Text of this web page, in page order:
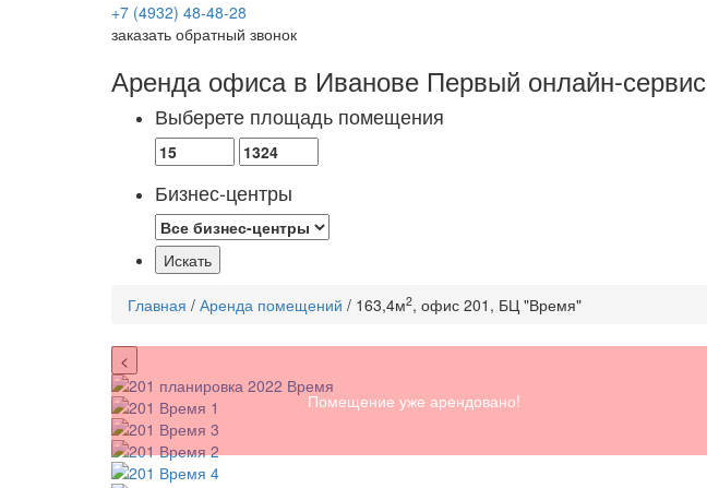
+7 (4932) 48-48-28
заказать обратный звонок
Аренда офиса в Иванове Первый онлайн-сервис
Выберете площадь помещения
Бизнес-центры
Главная / Аренда помещений / 163,4м2, офис 201, БЦ "Время"
Помещение уже арендовано!
<